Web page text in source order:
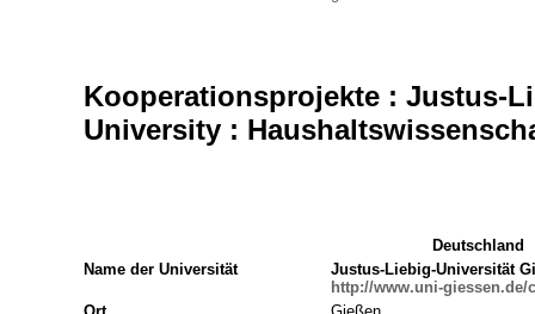
Kooperationsprojekte : Justus-
University :
Deutschland
Name der Universität
Justus-Liebig-Universität
http://www.uni-giessen.de/